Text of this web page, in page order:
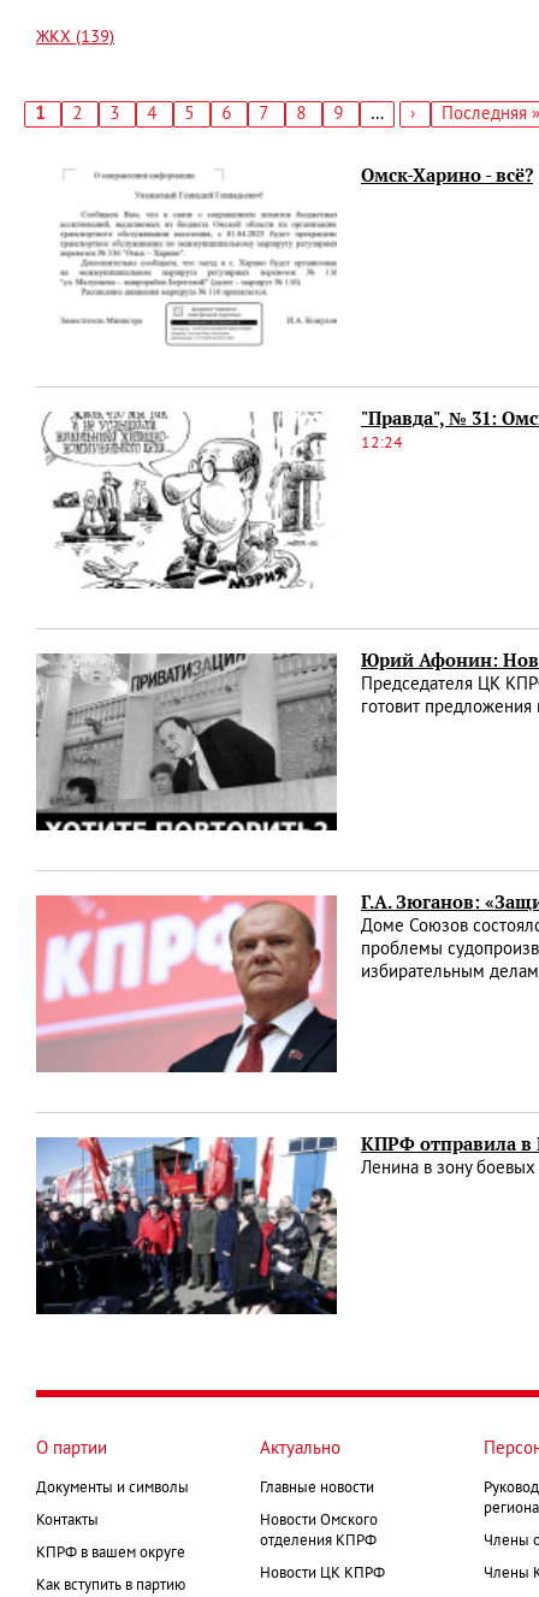
ЖКХ (139)
Текущая
1 Страница
2 Страница
3 Страница
4 Страница
5 Страница
6 Страница
7 Страница
8 Страница
9 …
Следующая
›
Последняя
Последняя »
Омск-Харино - всё?
"Правда", № 31:
12:24
Юрий Афонин:
Председателя ЦК
готовит
Г.А. Зюганов:
Доме Союзов
проблемы
избирательным
КПРФ отправила в
Ленина в зону
О партии
Документы и символы
Контакты
КПРФ в вашем округе
Как вступить в партию
Актуально
Главные новости
Новости Омского
отделения КПРФ
Новости ЦК КПРФ
Члены
Члены